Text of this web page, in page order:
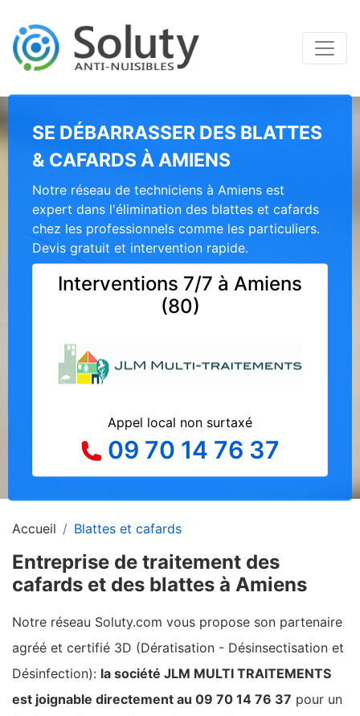
SE DÉBARRASSER DES BLATTES
& CAFARDS À AMIENS
Notre réseau de techniciens à Amiens est
expert dans l'élimination des blattes et cafards
chez les professionnels comme les particuliers.
Devis gratuit et intervention rapide.
Interventions 7/7 à Amiens
(80)
Appel local non surtaxé
09 70 14 76 37
Accueil Blattes et cafards
Entreprise de traitement des
cafards et des blattes à Amiens
Notre réseau Soluty.com vous propose son partenaire
agréé et certifié 3D (Dératisation - Désinsectisation et
Désinfection): la société JLM MULTI TRAITEMENTS
est joignable directement au 09 70 14 76 37 pour un